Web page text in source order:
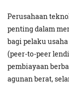
Perusahaan
penting dalam
bagi pelaku
(peer-to-peer
pembiayaan
agunan berat,